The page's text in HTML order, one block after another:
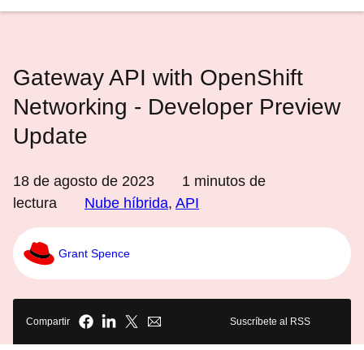
Gateway API with OpenShift
Networking - Developer Preview
Update
18 de agosto de 2023 1 minutos de
lectura
Nube híbrida, API
Grant Spence
Compartir Suscríbete al RSS